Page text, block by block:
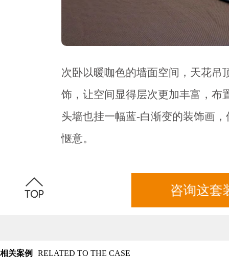
次卧以暖咖色的墙面空间，天花吊
饰，让空间显得层次更加丰富，布
头墙也挂一幅蓝-白渐变的装饰画
惬意。
咨询这套
相关案例 RELATED TO THE CASE